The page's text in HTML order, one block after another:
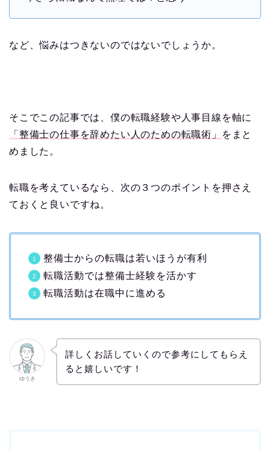
など、悩みはつきないのではないでしょうか。
そこでこの記事では、僕の転職経験や人事目線を軸に
「整備士の仕事を辞めたい人のための転職術」
をまと
めました。
転職を考えているなら、次の３つのポイントを押さえ
ておくと良いですね。
整備士からの転職は若いほうが有利
転職活動では整備士経験を活かす
転職活動は在職中に進める
ゆうき
詳しくお話していくので参考にしてもらえ
ると嬉しいです！